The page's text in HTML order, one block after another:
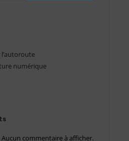
l’autoroute
numérique
Aucun commentaire à afficher.